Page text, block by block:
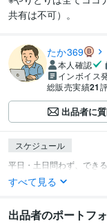
共有は不可）。
たか369
本人確認
インボイス
総販売実績21
出品者に
スケジュール
すべて見る
出品者のポートフ